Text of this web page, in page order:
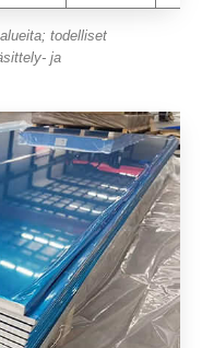
todelliset
ja